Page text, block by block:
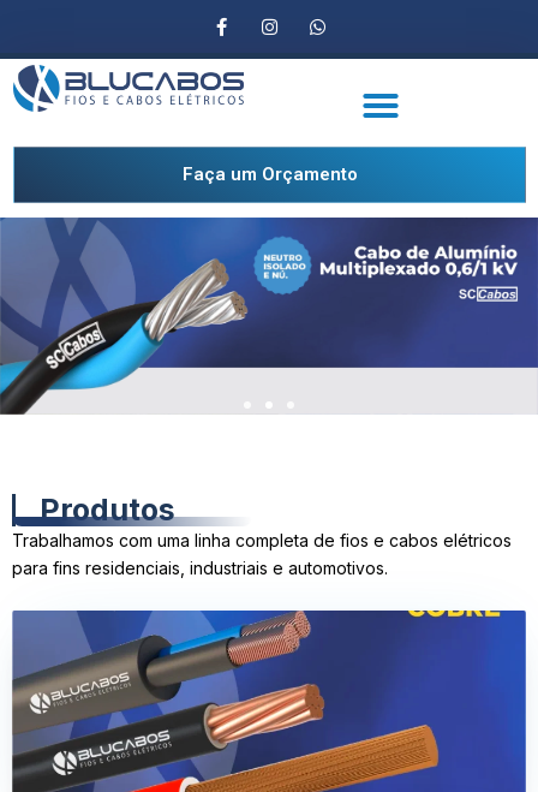
Faça um Orçamento
Produtos
Trabalhamos com uma linha completa de fios e cabos elétricos
para fins residenciais, industriais e automotivos.